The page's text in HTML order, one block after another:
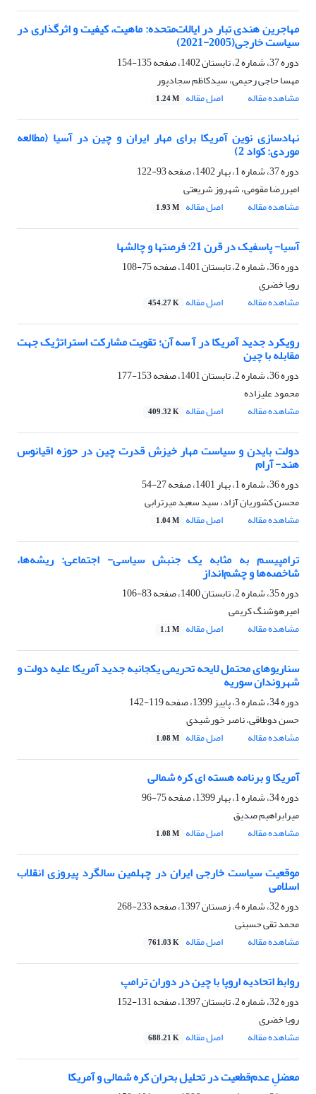
مهاجرین هندی تبار در ایالات‌متحده: ماهیت، کیفیت و اثرگذاری در
سیاست خارجی(2005-2021)
دوره 37، شماره 2، تابستان 1402، صفحه
135-154
مهسا حاجی رحیمی، سیدکاظم سجادپور
مشاهده مقاله
اصل مقاله 1.24 M
نهادسازی‌ نوین آمریکا برای مهار ایران و چین در آسیا (مطالعه
موردی: کواد 2)
دوره 37، شماره 1، بهار 1402، صفحه
93-122
امیررضا مقومی، شهروز شریعتی
مشاهده مقاله
اصل مقاله 1.93 M
آسیا- پاسفیک در قرن 21: فرصتها و چالشها
دوره 36، شماره 2، تابستان 1401، صفحه
75-108
رویا خضری
مشاهده مقاله
اصل مقاله 454.27 K
رویکرد جدید آمریکا در آ سه آن؛ تقویت مشارکت استراتژیک جهت
مقابله با چین
دوره 36، شماره 2، تابستان 1401، صفحه
153-177
محمود علیزاده
مشاهده مقاله
اصل مقاله 409.32 K
دولت بایدن و سیاست مهار خیزش قدرت چین در حوزه اقیانوس
هند- آرام
دوره 36، شماره 1، بهار 1401، صفحه
27-54
محسن کشوریان آزاد، سید سعید میرترابی
مشاهده مقاله
اصل مقاله 1.04 M
ترامپیسم به مثابه یک جنبش سیاسی- اجتماعی: ریشه‌ها،
شاخصه‌ها و چشم‌انداز
دوره 35، شماره 2، تابستان 1400، صفحه
83-106
امیرهوشنگ کریمی
مشاهده مقاله
اصل مقاله 1.1 M
سناریوهای محتمل لایحه تحریمی یکجانبه جدید آمریکا علیه دولت و
شهروندان سوریه
دوره 34، شماره 3، پاییز 1399، صفحه
119-142
حسن دوطاقی، ناصر خورشیدی
مشاهده مقاله
اصل مقاله 1.08 M
آمریکا و برنامه هسته ای کره شمالی
دوره 34، شماره 1، بهار 1399، صفحه
75-96
میرابراهیم صدیق
مشاهده مقاله
اصل مقاله 1.08 M
موقعیت سیاست خارجی ایران در چهلمین سالگرد پیروزی انقلاب
اسلامی
دوره 32، شماره 4، زمستان 1397، صفحه
233-268
محمد تقی حسینی
مشاهده مقاله
اصل مقاله 761.03 K
روابط اتحادیه اروپا با چین در دوران ترامپ
دوره 32، شماره 2، تابستان 1397، صفحه
131-152
رویا خضری
مشاهده مقاله
اصل مقاله 688.21 K
معضلِ عدم‌قطعیت در تحلیل بحران کره شمالی و آمریکا